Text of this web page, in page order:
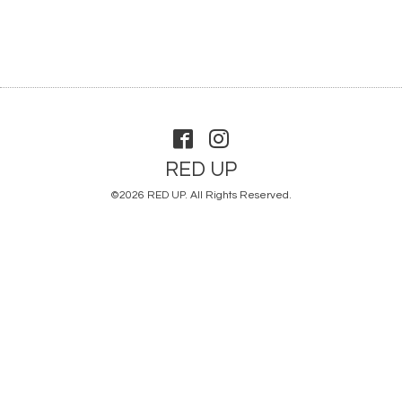
RED UP
©2026 RED UP. All Rights Reserved.